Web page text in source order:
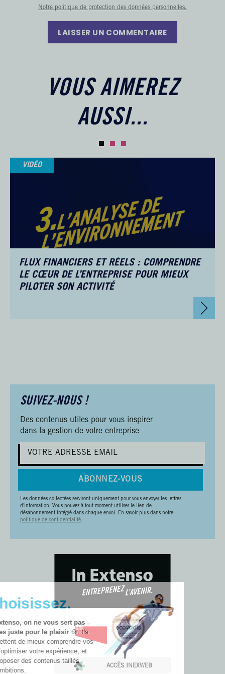
Notre politique de protection des données personnelles.
LAISSER UN COMMENTAIRE
VOUS AIMEREZ
AUSSI...
VIDÉO
FLUX FINANCIERS ET RÉELS : COMPRENDRE
LE CŒUR DE L’ENTREPRISE POUR MIEUX
PILOTER SON ACTIVITÉ
SUIVEZ-NOUS !
Des contenus utiles pour vous inspirer
dans la gestion de votre entreprise
ABONNEZ-VOUS
Les données collectées serviront uniquement pour vous envoyer les lettres
d'information. Vous pouvez à tout moment utiliser le lien de
désabonnement intégré dans chaque envoi. En savoir plus dans notre
politique de confidentialité.
ACCÈS INEXWEB
🚀 Choisissez.
Chez In Extenso, on ne vous sert pas
des cookies juste pour le plaisir 🍪. Ils
nous permettent de mieux comprendre vos
besoins, d’optimiser votre expérience, et
de vous proposer des contenus taillés
pour vos ambitions.